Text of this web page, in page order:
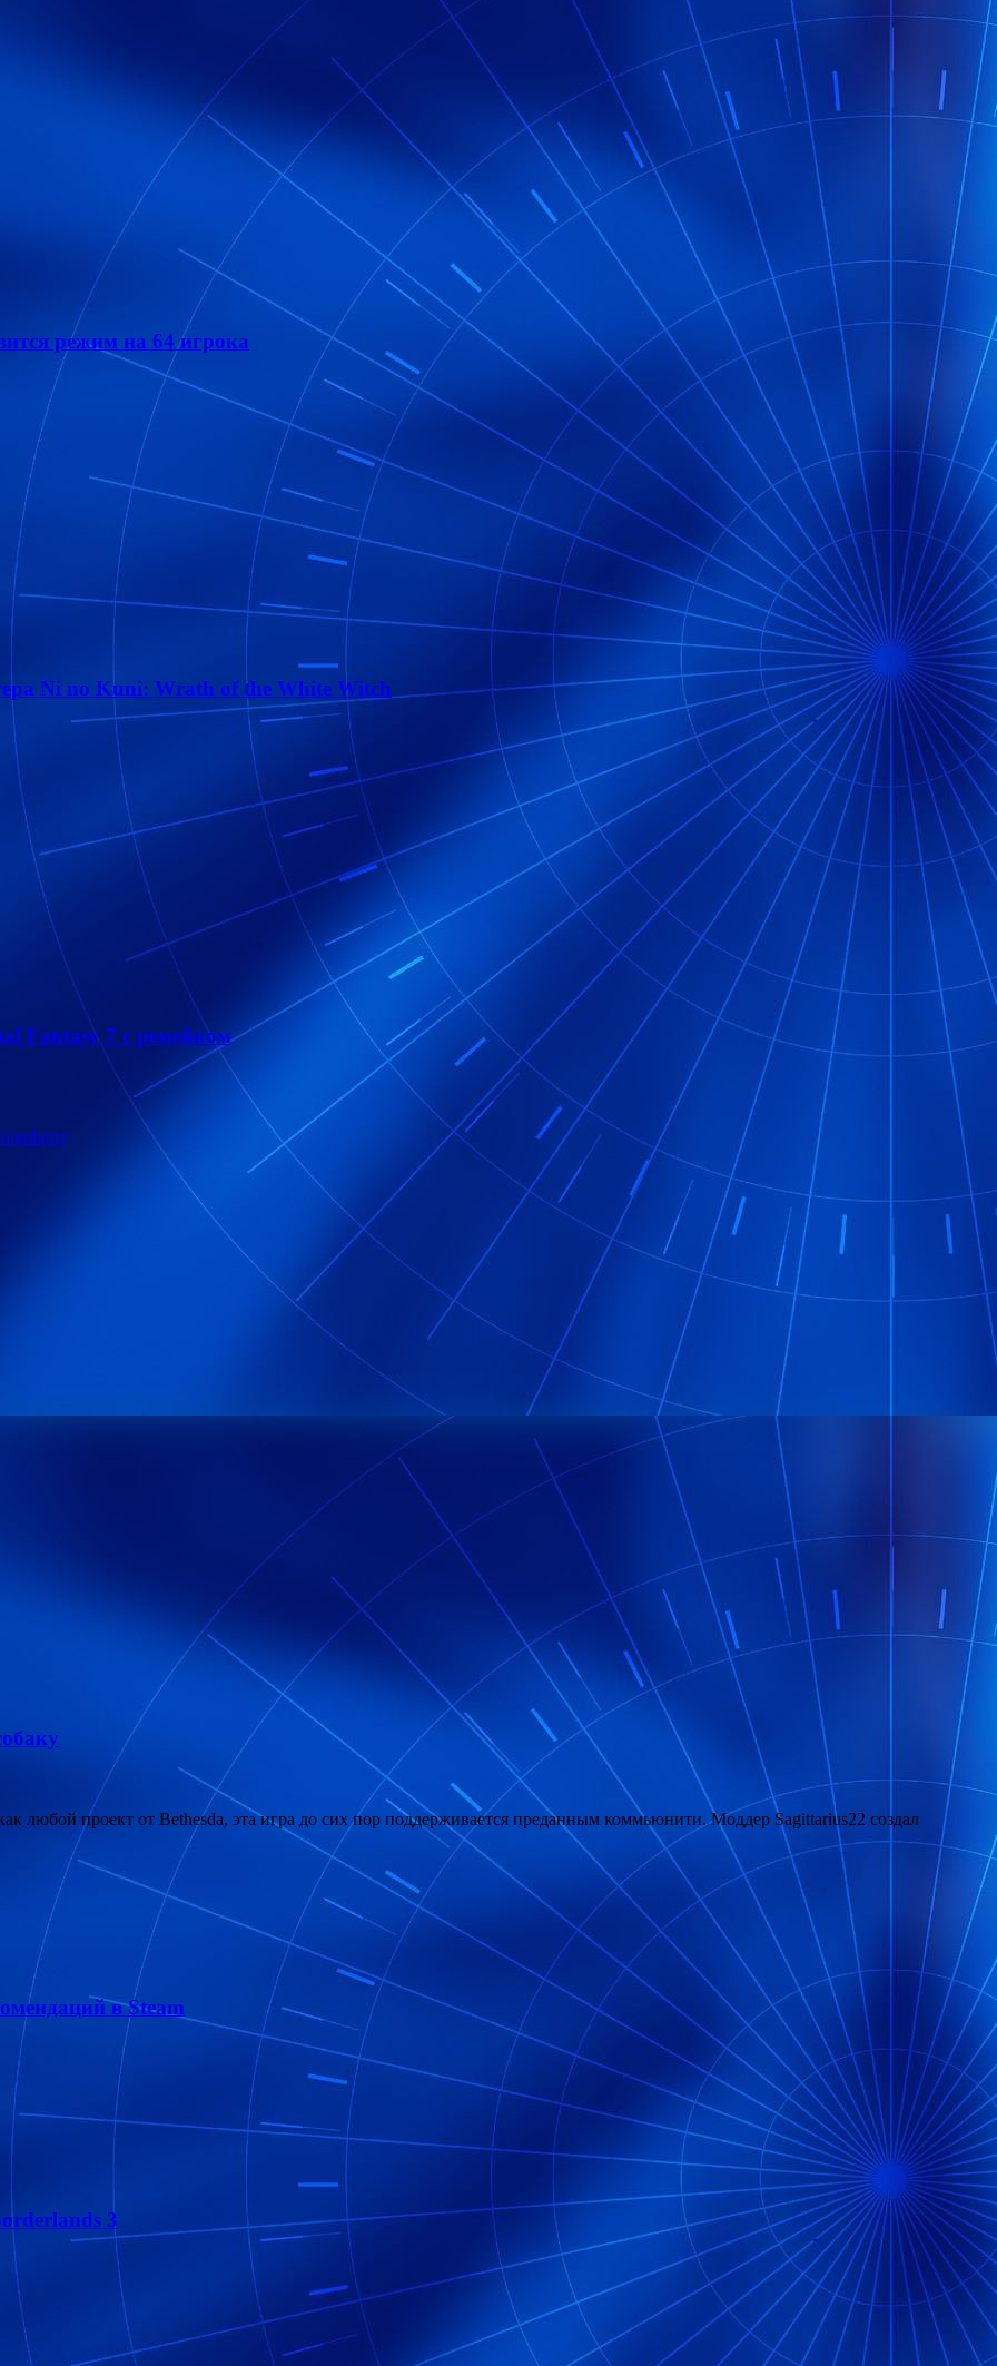
режим на 64 игрока
Ni no Kuni: Wrath of the White Witch
Fantasy 7 с ремейком
любой проект от Bethesda, эта игра до сих пор поддерживается преданным коммьюнити. Моддер Sagittarius22 создал
в Steam
3